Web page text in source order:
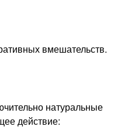
вмешательств.
натуральные
действие: